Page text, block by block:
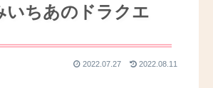
いちあのドラクエ
2022.07.27 2022.08.11